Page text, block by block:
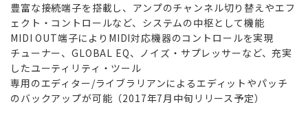
豊富な接続端子を搭載し、アンプのチャンネル切り替えやエフ
ェクト・コントロールなど、システムの中枢として機能
MIDI OUT端子によりMIDI対応機器のコントロールを実現
チューナー、GLOBAL EQ、ノイズ・サプレッサーなど、充実
したユーティリティ・ツール
専用のエディター/ライブラリアンによるエディットやパッチ
のバックアップが可能（2017年7月中旬リリース予定）